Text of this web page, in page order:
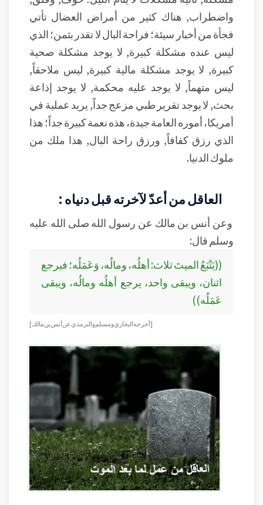
واضطراب, هناك كثير من أمراض العضال تأتي
فجأة من أخبار سيئة؛ فراحة البال لا تقدر بثمن؛ الذي
ليس عنده مشكلة كبيرة, لا يوجد مشكلة صحية
كبيرة, لا يوجد مشكلة مالية كبيرة, ليس ملاحقاً,
ليس متهماً, لا يوجد عليه محكمة, لا يوجد إذاعة
بحث, لا يوجد تقرير طبي مزعج جداً, يريد عملية في
أمريكا، أموره العامة جيدة، هذه نعمة كبيرة جداً؛ هذا
الذي رزق كفافاً, ورزق راحة البال, هذا ملك من
ملوك الدنيا.
العاقل من أعدّ لآخرته قبل دنياه :
وعن أنس بن مالك عن رسول الله صلى الله عليه
وسلم قال:
((يَتْبَعُ الميتَ ثلاث: أهلُه، ومالُه، وَعَمَلُه؛ فيرجع
اثنان، ويبقى واحد، يرجع أهلُه ومالُه، ويبقى
عَمَلُه))
[أخرجه البخاري ومسلم والترمذي عن أنس بن مالك]